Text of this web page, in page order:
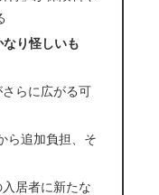
り怪しいも
らに広がる可
ら追加負担、そ
居者に新たな